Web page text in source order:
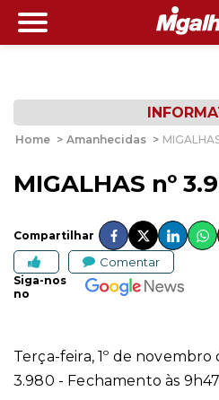
Home > Amanhecidas >
MIGALHAS nº
Compartilhar
Comentar
Siga-nos
no
Terça-feira, 1º de novembro
3.980 - Fechamento às